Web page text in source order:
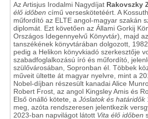
Az Artisjus Irodalmi Nagydíjat Rakovszky
élő időben című verseskötetéért. A
műfordító az ELTE angol-magyar szakán
diplomát. Ezt követően az Állami Gorkij
Országos Idegennyelvű Könyvtár), majd
tanszékének könyvtárában dolgozott,
pedig a Helikon könyvkiadó szerkesztője
szabadfoglalkozású író és műfordító,
szülővárosában, Sopronban él. Többek
műveit ültette át magyar nyelvre, mint a
Nobel-díjban részesült kanadai Alice
Robert Frost, az angol Kingsley Amis és
Első önálló kötete, a Jóslatok és határidők
meg, azóta rendszeresen jelentkezik
2023-ban napvilágot látott Vita élő időben